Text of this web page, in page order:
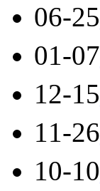
06-25
01-07
12-15
11-26
10-10